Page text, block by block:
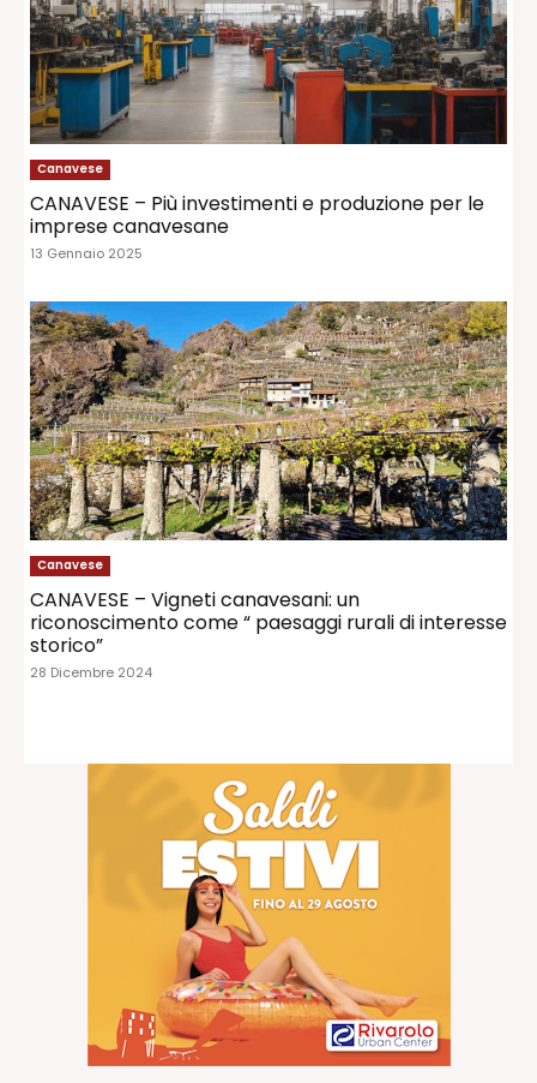
Canavese
CANAVESE – Più investimenti e produzione per le
imprese canavesane
13 Gennaio 2025
Canavese
CANAVESE – Vigneti canavesani: un
riconoscimento come “ paesaggi rurali di interesse
storico”
28 Dicembre 2024